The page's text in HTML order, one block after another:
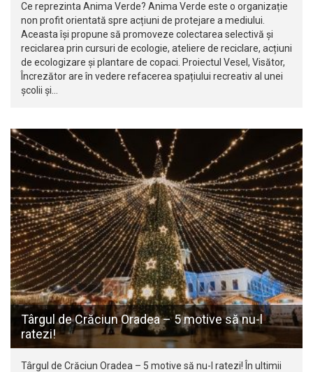
Ce reprezinta Anima Verde? Anima Verde este o organizație
non profit orientată spre acțiuni de protejare a mediului.
Aceasta își propune să promoveze colectarea selectivă și
reciclarea prin cursuri de ecologie, ateliere de reciclare, acțiuni
de ecologizare și plantare de copaci. Proiectul Vesel, Visător,
Încrezător are în vedere refacerea spațiului recreativ al unei
școlii și…
Târgul de Crăciun Oradea – 5 motive să nu-l
ratezi!
Târgul de Crăciun Oradea – 5 motive să nu-l ratezi! În ultimii